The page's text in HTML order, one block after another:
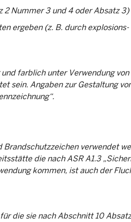
2 Nummer 3 und 4 oder Absatz
ergeben (z. B. durch explosions-
farblich unter Verwendung von
sein. Angaben zur Gestaltung
verwendet
die nach ASR A1.3
kommen, ist auch der
die sie nach Abschnitt 10